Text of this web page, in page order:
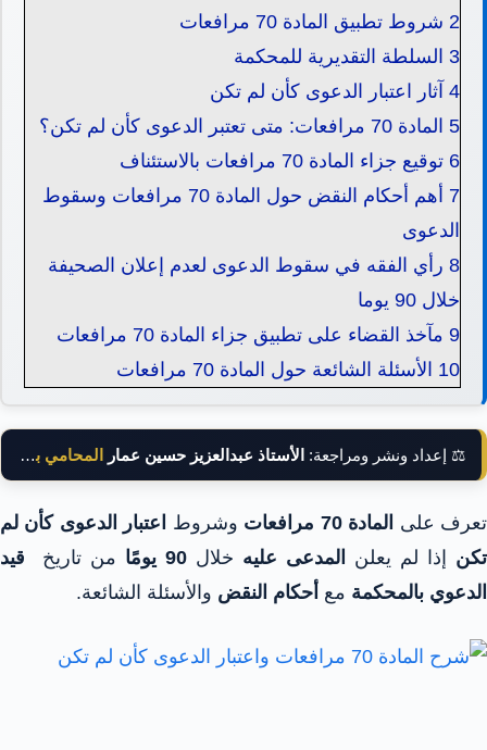
2 شروط تطبيق المادة 70 مرافعات
3 السلطة التقديرية للمحكمة
4 آثار اعتبار الدعوى كأن لم تكن
5 المادة 70 مرافعات: متى تعتبر الدعوى كأن لم تكن؟
6 توقيع جزاء المادة 70 مرافعات بالاستئناف
7
أهم أحكام النقض حول المادة 70 مرافعات وسقوط
الدعوى
8 رأي الفقه في سقوط الدعوى لعدم إعلان الصحيفة
خلال 90 يوما
9 مآخذ القضاء على تطبيق جزاء المادة 70 مرافعات
10 الأسئلة الشائعة حول المادة 70 مرافعات
⚖️ إعداد ونشر ومراجعة: الأستاذ عبدالعزيز حسين عمار المحامي بالنقض
تعرف على المادة 70 مرافعات وشروط
اعتبار الدعوى كأن لم
تكن إذا لم يعلن المدعى عليه خلال 90 يومًا من تاريخ قيد
الدعوي بالمحكمة مع أحكام النقض والأسئلة الشائعة.